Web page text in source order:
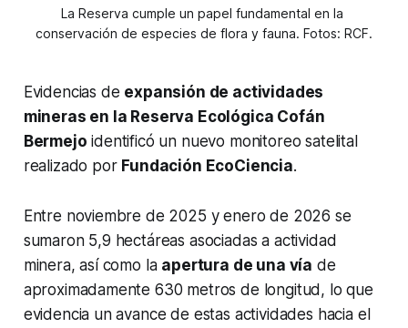
La Reserva cumple un papel fundamental en la
conservación de especies de flora y fauna. Fotos: RCF.
Evidencias de expansión de actividades
mineras en la Reserva Ecológica Cofán
Bermejo identificó un nuevo monitoreo satelital
realizado por Fundación EcoCiencia.
Entre noviembre de 2025 y enero de 2026 se
sumaron 5,9 hectáreas asociadas a actividad
minera, así como la apertura de una vía de
aproximadamente 630 metros de longitud, lo que
evidencia un avance de estas actividades hacia el